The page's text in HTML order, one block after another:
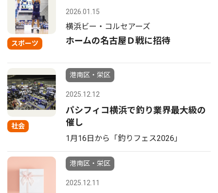
スポーツ
2026.01.15
横浜ビー・コルセアーズ
ホームの名古屋Ｄ戦に招待
社会
港南区・栄区
2025.12.12
パシフィコ横浜で釣り業界最大級の
催し
1月16日から「釣りフェス2026」
港南区・栄区
2025.12.11